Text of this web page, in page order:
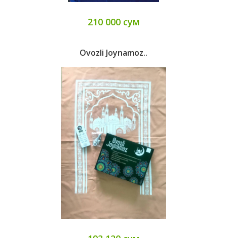
210 000 сум
Ovozli Joynamoz..